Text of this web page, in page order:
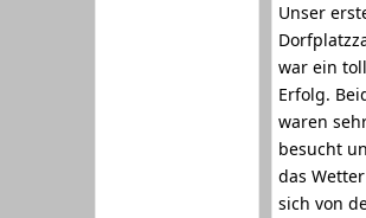
Unser
war ein
Erfolg.
waren
besucht
das
sich von